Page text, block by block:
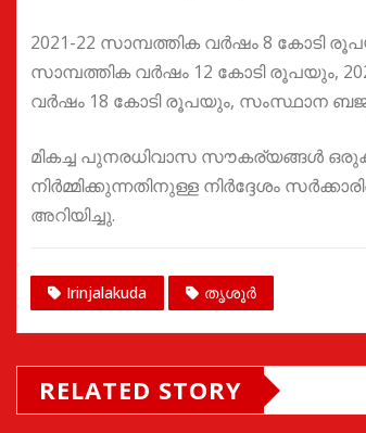
2021-22 സാമ്പത്തിക വര്‍ഷം 8 കോടി
സാമ്പത്തിക വര്‍ഷം 12 കോടി രൂപയും,
വര്‍ഷം 18 കോടി രൂപയും, സംസ്ഥാന
മികച്ച പുനരധിവാസ സൗകര്യങ്ങള്‍
നിര്‍മ്മിക്കുന്നതിനുള്ള നിർദ്ദേശം
അറിയിച്ചു.
Irinjalakuda തൃശൂർ
RELATED STORY